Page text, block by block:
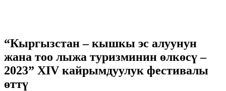
“Кыргызстан – кышкы эс алуунун
жана тоо лыжа туризминин өлкөсү –
2023” XIV кайрымдуулук фестивалы
өттү